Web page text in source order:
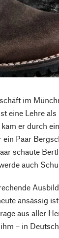
im
eine Lehre
er durch
Paar
schaute
auch
ansässig
aus aller
– in